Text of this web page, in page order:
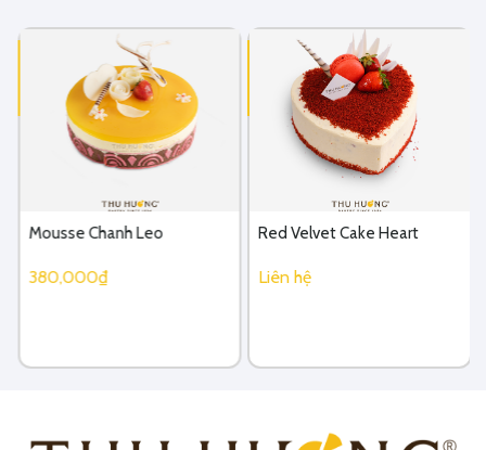
Mousse Chanh Leo
380,000₫
Red Velvet Cake Heart
Liên hệ